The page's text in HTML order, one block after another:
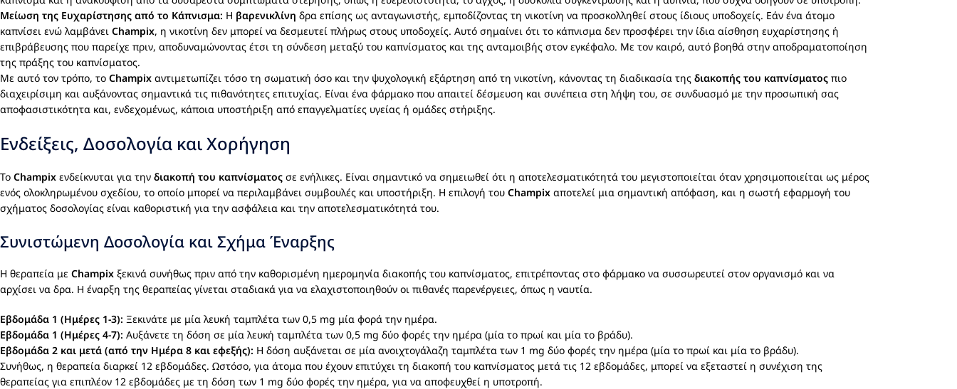
Μείωση της Ευχαρίστησης από το Κάπνισμα: Η βαρενικλίνη δρα επίσης ως ανταγωνιστής, εμποδίζοντας τη νικοτίνη να προσκολληθεί στους ίδιους υποδοχείς. Εάν ένα άτομο
καπνίσει ενώ λαμβάνει Champix, η νικοτίνη δεν μπορεί να δεσμευτεί πλήρως στους υποδοχείς. Αυτό σημαίνει ότι το κάπνισμα δεν προσφέρει την ίδια αίσθηση ευχαρίστησης ή
επιβράβευσης που παρείχε πριν, αποδυναμώνοντας έτσι τη σύνδεση μεταξύ του καπνίσματος και της ανταμοιβής στον εγκέφαλο. Με τον καιρό, αυτό βοηθά στην αποδραματοποίηση
της πράξης του καπνίσματος.
Με αυτό τον τρόπο, το Champix αντιμετωπίζει τόσο τη σωματική όσο και την ψυχολογική εξάρτηση από τη νικοτίνη, κάνοντας τη διαδικασία της διακοπής του καπνίσματος πιο
διαχειρίσιμη και αυξάνοντας σημαντικά τις πιθανότητες επιτυχίας. Είναι ένα φάρμακο που απαιτεί δέσμευση και συνέπεια στη λήψη του, σε συνδυασμό με την προσωπική σας
αποφασιστικότητα και, ενδεχομένως, κάποια υποστήριξη από επαγγελματίες υγείας ή ομάδες στήριξης.
Ενδείξεις, Δοσολογία και Χορήγηση
Το Champix ενδείκνυται για την διακοπή του καπνίσματος σε ενήλικες. Είναι σημαντικό να σημειωθεί ότι η αποτελεσματικότητά του μεγιστοποιείται όταν χρησιμοποιείται ως μέρος
ενός ολοκληρωμένου σχεδίου, το οποίο μπορεί να περιλαμβάνει συμβουλές και υποστήριξη. Η επιλογή του Champix αποτελεί μια σημαντική απόφαση, και η σωστή εφαρμογή του
σχήματος δοσολογίας είναι καθοριστική για την ασφάλεια και την αποτελεσματικότητά του.
Συνιστώμενη Δοσολογία και Σχήμα Έναρξης
Η θεραπεία με Champix ξεκινά συνήθως πριν από την καθορισμένη ημερομηνία διακοπής του καπνίσματος, επιτρέποντας στο φάρμακο να συσσωρευτεί στον οργανισμό και να
αρχίσει να δρα. Η έναρξη της θεραπείας γίνεται σταδιακά για να ελαχιστοποιηθούν οι πιθανές παρενέργειες, όπως η ναυτία.
Εβδομάδα 1 (Ημέρες 1-3): Ξεκινάτε με μία λευκή ταμπλέτα των 0,5 mg μία φορά την ημέρα.
Εβδομάδα 1 (Ημέρες 4-7): Αυξάνετε τη δόση σε μία λευκή ταμπλέτα των 0,5 mg δύο φορές την ημέρα (μία το πρωί και μία το βράδυ).
Εβδομάδα 2 και μετά (από την Ημέρα 8 και εφεξής): Η δόση αυξάνεται σε μία ανοιχτογάλαζη ταμπλέτα των 1 mg δύο φορές την ημέρα (μία το πρωί και μία το βράδυ).
Συνήθως, η θεραπεία διαρκεί 12 εβδομάδες. Ωστόσο, για άτομα που έχουν επιτύχει τη διακοπή του καπνίσματος μετά τις 12 εβδομάδες, μπορεί να εξεταστεί η συνέχιση της
θεραπείας για επιπλέον 12 εβδομάδες με τη δόση των 1 mg δύο φορές την ημέρα, για να αποφευχθεί η υποτροπή.